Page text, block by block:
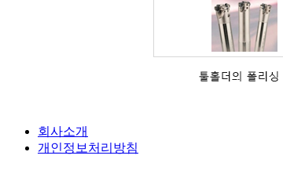
회사소개
개인정보처리방침